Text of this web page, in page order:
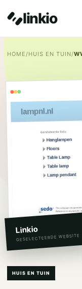
linkio
HOME/HUIS EN TUIN/
Linkio
GESELECTEERDE WEBSITE
HUIS EN TUIN